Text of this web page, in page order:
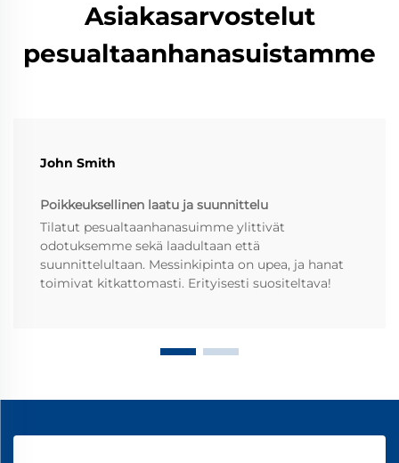
Asiakasarvostelut
pesualtaanhanasuistamme
John Smith
Poikkeuksellinen laatu ja suunnittelu
Tilatut pesualtaanhanasuimme ylittivät
odotuksemme sekä laadultaan että
suunnittelultaan. Messinkipinta on upea, ja hanat
toimivat kitkattomasti. Erityisesti suositeltava!